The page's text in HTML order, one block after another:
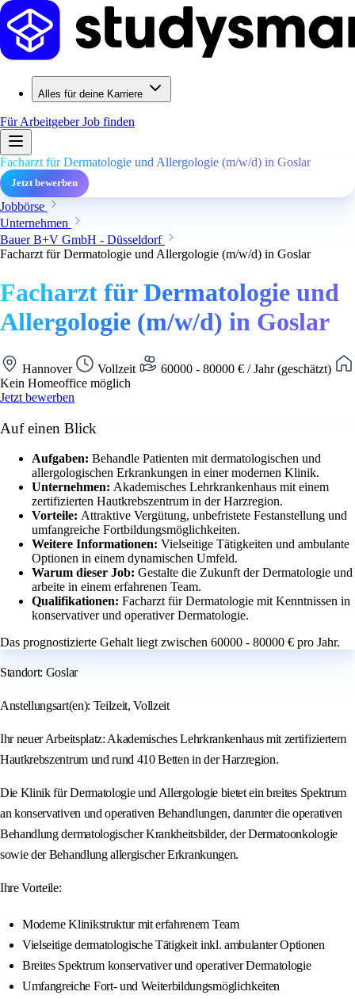
Alles für deine Karriere
Für ArbeitgeberJob finden
Facharzt für Dermatologie und Allergologie (m/w/d) in Goslar
Jetzt bewerben
Jobbörse
Unternehmen
Bauer B+V GmbH - Düsseldorf
Facharzt für Dermatologie und Allergologie (m/w/d) in Goslar
Facharzt für Dermatologie und
Allergologie (m/w/d) in Goslar
Hannover Vollzeit
60000 - 80000 € / Jahr (geschätzt)
Kein Homeoffice möglich
Jetzt bewerben
Auf einen Blick
Aufgaben: Behandle Patienten mit dermatologischen und
allergologischen Erkrankungen in einer modernen Klinik.
Unternehmen: Akademisches Lehrkrankenhaus mit einem
zertifizierten Hautkrebszentrum in der Harzregion.
Vorteile: Attraktive Vergütung, unbefristete Festanstellung und
umfangreiche Fortbildungsmöglichkeiten.
Weitere Informationen: Vielseitige Tätigkeiten und ambulante
Optionen in einem dynamischen Umfeld.
Warum dieser Job: Gestalte die Zukunft der Dermatologie und
arbeite in einem erfahrenen Team.
Qualifikationen: Facharzt für Dermatologie mit Kenntnissen in
konservativer und operativer Dermatologie.
Das prognostizierte Gehalt liegt zwischen 60000 - 80000 € pro Jahr.
Standort: Goslar
Anstellungsart(en): Teilzeit, Vollzeit
Ihr neuer Arbeitsplatz: Akademisches Lehrkrankenhaus mit zertifiziertem
Hautkrebszentrum und rund 410 Betten in der Harzregion.
Die Klinik für Dermatologie und Allergologie bietet ein breites Spektrum
an konservativen und operativen Behandlungen, darunter die operativen
Behandlung dermatologischer Krankheitsbilder, der Dermatoonkologie
sowie der Behandlung allergischer Erkrankungen.
Ihre Vorteile:
Moderne Klinikstruktur mit erfahrenem Team
Vielseitige dermatologische Tätigkeit inkl. ambulanter Optionen
Breites Spektrum konservativer und operativer Dermatologie
Umfangreiche Fort- und Weiterbildungsmöglichkeiten